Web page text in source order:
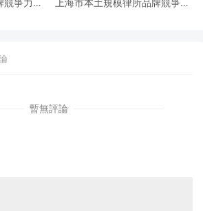
暫無評論